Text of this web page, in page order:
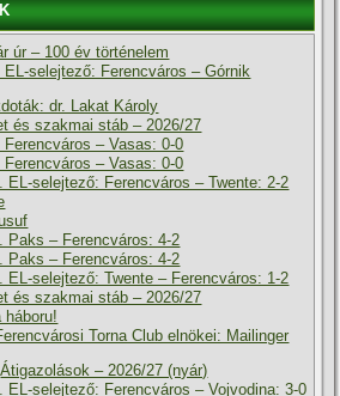
úr – 100 év történelem
selejtező: Ferencváros – Górnik
dr. Lakat Károly
és szakmai stáb – 2026/27
– Vasas: 0-0
– Vasas: 0-0
EL-selejtező: Ferencváros – Twente: 2-2
Paks – Ferencváros: 4-2
Paks – Ferencváros: 4-2
EL-selejtező: Twente – Ferencváros: 1-2
és szakmai stáb – 2026/27
háboru!
Torna Club elnökei: Mailinger
Átigazolások – 2026/27 (nyár)
EL-selejtező: Ferencváros – Vojvodina: 3-0